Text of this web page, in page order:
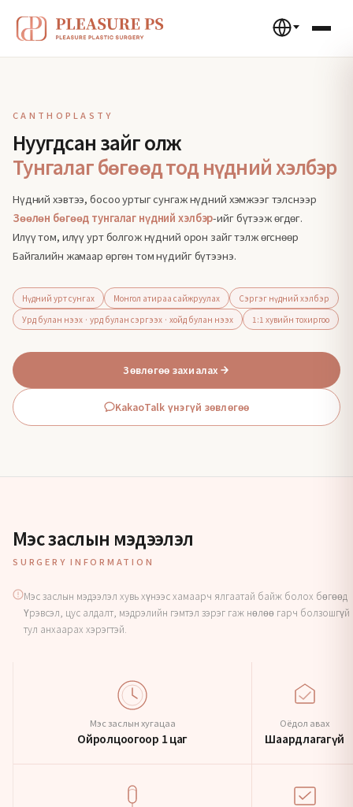
CANTHOPLASTY
Нуугдсан зайг олж
Тунгалаг бөгөөд тод нүдний хэлбэр
Нүдний хэвтээ, босоо уртыг сунгаж нүдний хэмжээг тэлснээр
Зөөлөн бөгөөд тунгалаг нүдний хэлбэр-ийг бүтээж өгдөг.
Илүү том, илүү урт болгож нүдний орон зайг тэлж өгснөөр
Байгалийн жамаар өргөн том нүдийг бүтээнэ.
Нүдний урт сунгах Монгол атираа сайжруулах
Сэргэг нүдний хэлбэр
Урд булан нээх · урд булан сэргээх · хойд булан нээх
1:1 хувийн тохиргоо
Зөвлөгөө захиалах
KakaoTalk үнэгүй зөвлөгөө
Мэс заслын мэдээлэл
SURGERY INFORMATION
Мэс заслын мэдээлэл хувь хүнээс хамаарч ялгаатай байж болох бөгөөд
Үрэвсэл, цус алдалт, мэдрэлийн гэмтэл зэрэг гаж нөлөө гарч болзошгүй
тул анхаарах хэрэгтэй.
Мэс заслын хугацаа
Ойролцоогоор 1 цаг
Оёдол авах
Шаардлагагүй